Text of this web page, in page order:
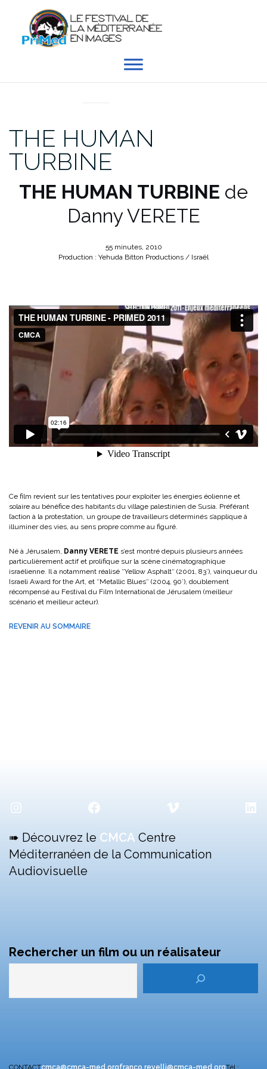
contenu
THE HUMAN
TURBINE
THE HUMAN TURBINE de
Danny VERETE
55 minutes, 2010
Production : Yehuda Bitton Productions / Israël
Ce film revient sur les tentatives pour exploiter les énergies éolienne et
solaire au bénéfice des habitants du village palestinien de Susia. Préférant
l’action à la protestation, un groupe de travailleurs déterminés s’applique à
illuminer des vies, au sens propre comme au figuré.
Né à Jérusalem, Danny VERETE s’est montré depuis plusieurs années
particulièrement actif et prolifique sur la scène cinématographique
israélienne. Il a notamment réalisé ″Yellow Asphalt″ (2001, 83’), vainqueur du
Israeli Award for the Art, et ″Metallic Blues″ (2004, 90’), doublement
récompensé au Festival du Film International de Jérusalem (meilleur
scénario et meilleur acteur).
REVENIR AU SOMMAIRE
Instagram Facebook Vimeo
➠ Découvrez le CMCA Centre
Méditerranéen de la Communication
Audiovisuelle
Rechercher un film ou un réalisateur